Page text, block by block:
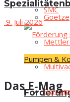
SMC
Pumpen &
Goe­t­ze
Par­sum
9. Juli 2026
Das E‑Mag